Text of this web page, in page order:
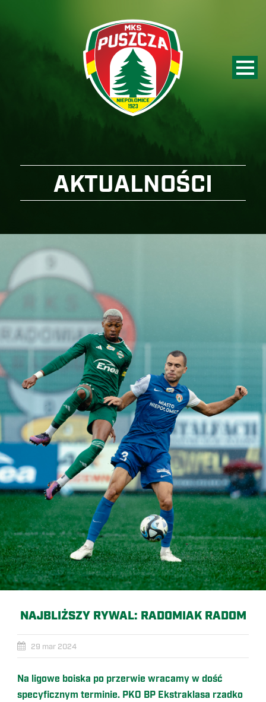
AKTUALNOŚCI
NAJBLIŻSZY RYWAL: RADOMIAK RADOM
29 mar 2024
Na ligowe boiska po przerwie wracamy w dość
specyficznym terminie. PKO BP Ekstraklasa rzadko